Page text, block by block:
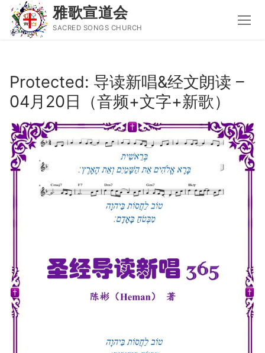
content
雅歌宣道会
SACRED SONGS CHURCH
Search
主页
主日讲道
圣经导读新唱
属灵书籍
宣教事工
神学研究
Protected: 导读新唱&经文朗读 –
04月20日（音频+文字+新歌）